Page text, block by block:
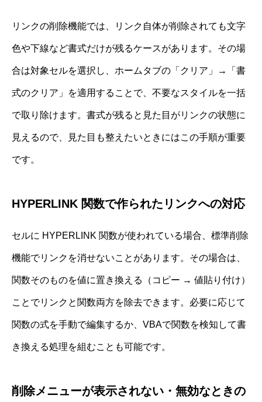
リンクの削除機能では、リンク自体が削除されても文字
色や下線など書式だけが残るケースがあります。その場
合は対象セルを選択し、ホームタブの「クリア」→「書
式のクリア」を適用することで、不要なスタイルを一括
で取り除けます。書式が残ると見た目がリンクの状態に
見えるので、見た目も整えたいときにはこの手順が重要
です。
HYPERLINK 関数で作られたリンクへの対応
セルに HYPERLINK 関数が使われている場合、標準削除
機能でリンクを消せないことがあります。その場合は、
関数そのものを値に置き換える（コピー → 値貼り付け）
ことでリンクと関数両方を除去できます。必要に応じて
関数の式を手動で編集するか、VBAで関数を検知して書
き換える処理を組むことも可能です。
削除メニューが表示されない・無効なときの